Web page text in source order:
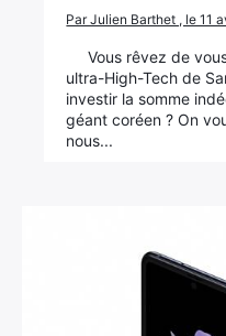
Par Julien Barthet , le 11
Vous rêvez de
ultra-High-Tech de
investir la somme
géant coréen ? On
nous...